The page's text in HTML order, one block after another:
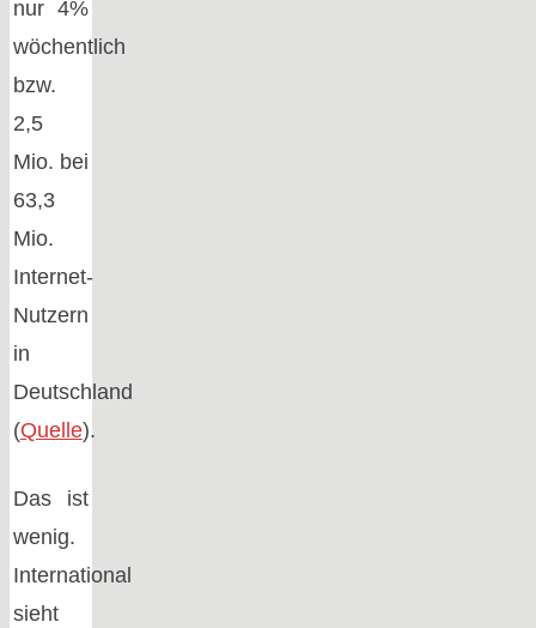
nur 4%
wöchentlich
bzw.
2,5
Mio. bei
63,3
Mio.
Internet-
Nutzern
in
Deutschland
(Quelle).
Das ist
wenig.
International
sieht